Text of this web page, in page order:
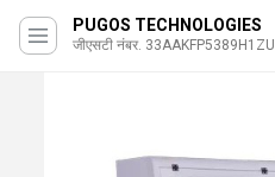
PUGOS TECHNOLOGIES
जीएसटी नंबर. 33AAKFP5389H1ZU